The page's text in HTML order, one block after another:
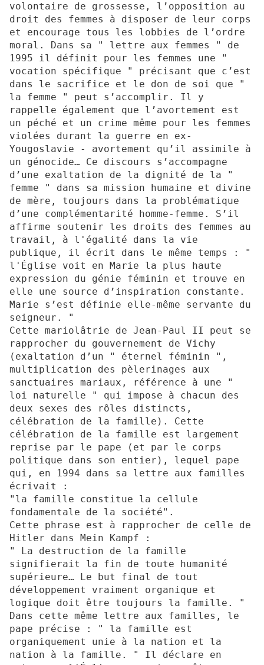
volontaire de grossesse, l’opposition au
droit des femmes à disposer de leur corps
et encourage tous les lobbies de l’ordre
moral. Dans sa " lettre aux femmes " de
1995 il définit pour les femmes une "
vocation spécifique " précisant que c’est
dans le sacrifice et le don de soi que "
la femme " peut s’accomplir. Il y
rappelle également que l’avortement est
un péché et un crime même pour les femmes
violées durant la guerre en ex-
Yougoslavie - avortement qu’il assimile à
un génocide… Ce discours s’accompagne
d’une exaltation de la dignité de la "
femme " dans sa mission humaine et divine
de mère, toujours dans la problématique
d’une complémentarité homme-femme. S’il
affirme soutenir les droits des femmes au
travail, à l'égalité dans la vie
publique, il écrit dans le même temps : "
l'Église voit en Marie la plus haute
expression du génie féminin et trouve en
elle une source d’inspiration constante.
Marie s’est définie elle-même servante du
seigneur. "
Cette mariolâtrie de Jean-Paul II peut se
rapprocher du gouvernement de Vichy
(exaltation d’un " éternel féminin ",
multiplication des pèlerinages aux
sanctuaires mariaux, référence à une "
loi naturelle " qui impose à chacun des
deux sexes des rôles distincts,
célébration de la famille). Cette
célébration de la famille est largement
reprise par le pape (et par le corps
politique dans son entier), lequel pape
qui, en 1994 dans sa lettre aux familles
écrivait :
"la famille constitue la cellule
fondamentale de la société".
Cette phrase est à rapprocher de celle de
Hitler dans Mein Kampf :
" La destruction de la famille
signifierait la fin de toute humanité
supérieure… Le but final de tout
développement vraiment organique et
logique doit être toujours la famille. "
Dans cette même lettre aux familles, le
pape précise : " la famille est
organiquement unie à la nation et la
nation à la famille. " Il déclare en